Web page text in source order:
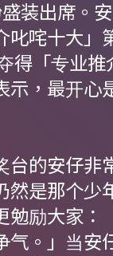
装出席。
叱咤十大」
得「专业推
示，最开心
台的安仔非
然是那个少
勉励大家：
气。」当安